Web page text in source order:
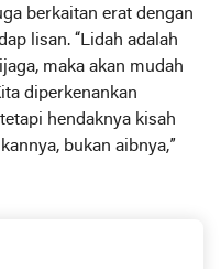
berkaitan erat dengan
lisan. “Lidah adalah
maka akan mudah
diperkenankan
hendaknya kisah
bukan aibnya,”